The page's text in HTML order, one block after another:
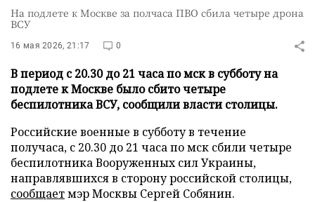
На подлете к Москве за полчаса ПВО сбила четыре дрона
ВСУ
16 мая 2026, 21:17 0
В период с 20.30 до 21 часа по мск в субботу на
подлете к Москве было сбито четыре
беспилотника ВСУ, сообщили власти столицы.
Российские военные в субботу в течение
получаса, с 20.30 до 21 часа по мск сбили четыре
беспилотника Вооруженных сил Украины,
направлявшихся в сторону российской столицы,
сообщаетмэр Москвы Сергей Собянин.